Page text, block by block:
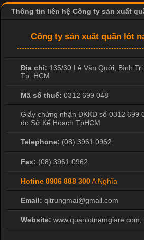
Thông tin liên hệ Công ty sản xuất
Công ty sản xuất quần lót
Địa chỉ: 135/30 Lê Văn Quới, Bình
Tp. HCM
Mã số thuế: 0312 699 048
Giấy chứng nhận ĐKKD số 0312 699
do Sở Kế Hoạch TpHCM
Telephone: (08).3961.0962
Fax: (08).3961.0962
Hotine 0906 888 300A Nghĩa
Email: qltrungmai@gmail.com
Website: